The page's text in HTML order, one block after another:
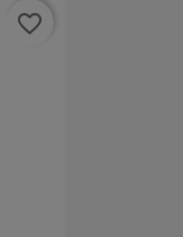
favorite_border